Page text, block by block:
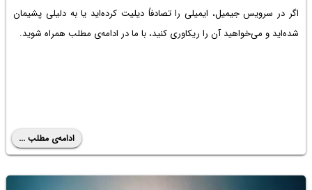
اگر در سرویس جیمیل، ایمیلی را تصادفاً دیلیت کرده‌اید یا به دلیلی پشیمان
شده‌اید و می‌خواهید آن را ریکاوری کنید، با ما در ادامه‌ی مطلب همراه شوید.
ادامه‌ی مطلب ...